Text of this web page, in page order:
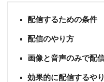
配信するための条件
配信のやり方
画像と音声のみで配
効果的に配信するや